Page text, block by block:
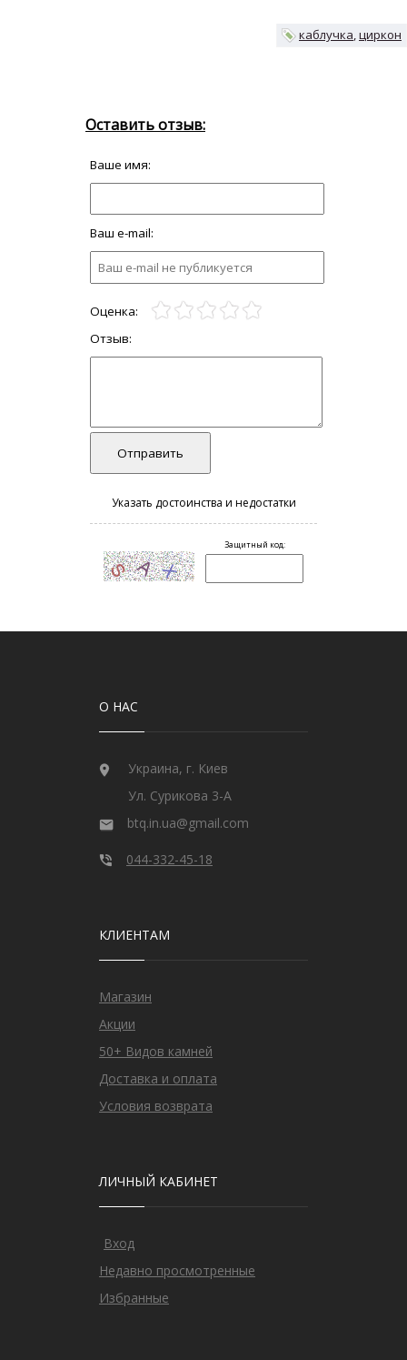
каблучка циркон
О НАС
Украина, г. Киев
Ул. Сурикова 3-А
btq.in.ua@gmail.com
044-332-45-18
КЛИЕНТАМ
Магазин
Акции
50+ Видов камней
Доставка и оплата
Условия возврата
ЛИЧНЫЙ КАБИНЕТ
Вход
Недавно просмотренные
Избранные